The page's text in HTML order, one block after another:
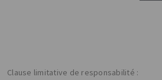
Clause limitative de responsabilité :